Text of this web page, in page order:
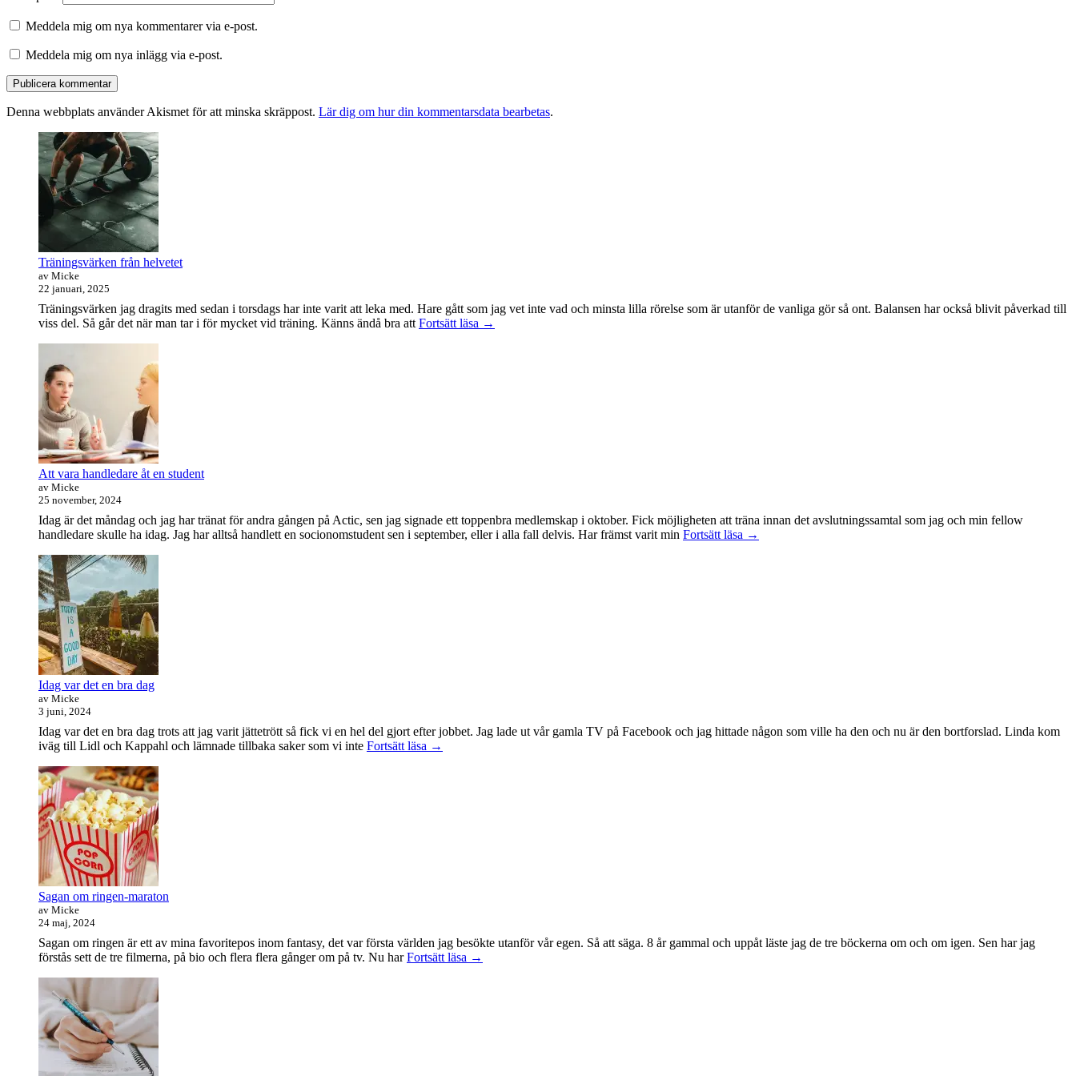
Meddela mig om nya kommentarer via e-post.
Meddela mig om nya inlägg via e-post.
Denna webbplats använder Akismet för att minska skräppost. Lär dig om hur din kommentarsdata bearbetas.
Primära
sidofältet
Widget
område
Träningsvärken från helvetet
av Micke
22 januari, 2025
Träningsvärken jag dragits med sedan i torsdags har inte varit att leka med. Hare gått som jag vet inte vad och minsta lilla rörelse som är utanför de vanliga gör så ont. Balansen har också blivit påverkad till
viss del. Så går det när man tar i för mycket vid träning. Känns ändå bra att Fortsätt läsa Träningsvärken
→
Att vara handledare åt en student
av Micke
25 november, 2024
Idag är det måndag och jag har tränat för andra gången på Actic, sen jag signade ett toppenbra medlemskap i oktober. Fick möjligheten att träna innan det avslutningssamtal som jag och min fellow
handledare skulle ha idag. Jag har alltså handlett en socionomstudent sen i september, eller i alla fall delvis. Har främst varit min Fortsätt läsa Att
→
Idag var det en bra dag
av Micke
3 juni, 2024
Idag var det en bra dag trots att jag varit jättetrött så fick vi en hel del gjort efter jobbet. Jag lade ut vår gamla TV på Facebook och jag hittade någon som ville ha den och nu är den bortforslad. Linda kom
iväg till Lidl och Kappahl och lämnade tillbaka saker som vi inte Fortsätt läsa Idag
→
Sagan om ringen-maraton
av Micke
24 maj, 2024
Sagan om ringen är ett av mina favoritepos inom fantasy, det var första världen jag besökte utanför vår egen. Så att säga. 8 år gammal och uppåt läste jag de tre böckerna om och om igen. Sen har jag
förstås sett de tre filmerna, på bio och flera flera gånger om på tv. Nu harFortsätt läsa Sagan
→